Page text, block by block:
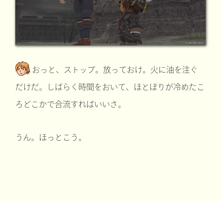
おっと、ストップ。放っておけ。火に油を注ぐ
だけだ。しばらく時間をおいて、ほとぼりが冷めたこ
ろどこかで合流すればいいさ。
うん。ほっとこう。